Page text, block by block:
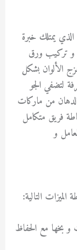
يمتلك خبرة
و تركيب ورق
الألوان بشكل
لتضفي الجو
الدهان من ماركات
فريق متكامل
و
التالية:
بخها مع الحفاظ